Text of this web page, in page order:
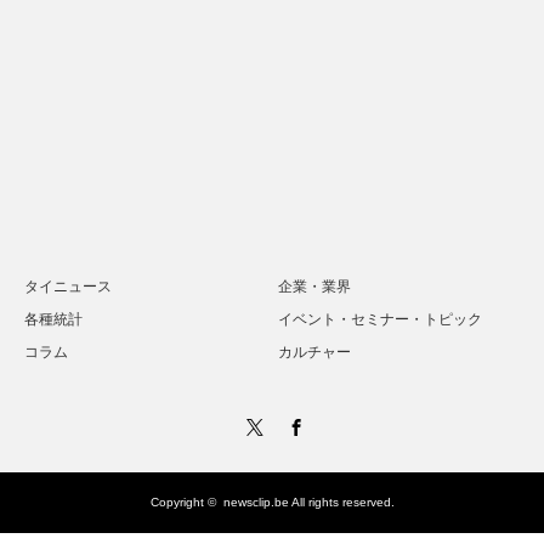
タイニュース
企業・業界
各種統計
イベント・セミナー・トピック
コラム
カルチャー
Copyright © newsclip.be All rights reserved.